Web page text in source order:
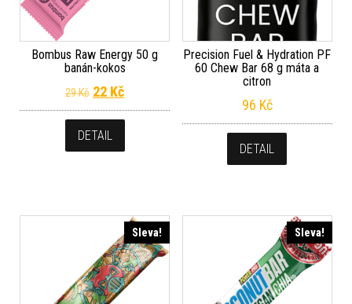
Bombus Raw Energy 50 g
banán-kokos
29Kč Původní cena byla: 29 Kč.
22 KčAktuální cena je: 22 Kč.
DETAIL
Precision Fuel & Hydration PF
60 Chew Bar 68 g máta a
citron
96 Kč
DETAIL
Sleva! Sleva!